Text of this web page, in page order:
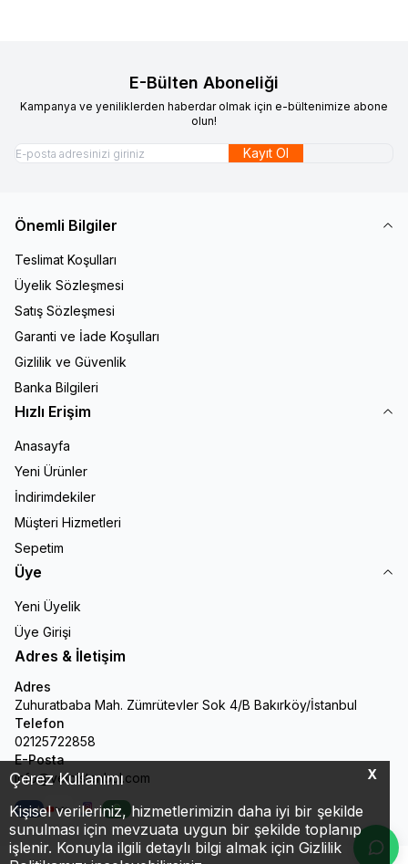
X
Çerez Kullanımı
Kişisel verileriniz, hizmetlerimizin daha iyi bir şekilde
sunulması için mevzuata uygun bir şekilde toplanıp
işlenir. Konuyla ilgili detaylı bilgi almak için Gizlilik
E-Bülten Aboneliği
Kampanya ve yeniliklerden haberdar olmak için e-bültenimize abone
olun!
Kayıt Ol
Önemli Bilgiler
Teslimat Koşulları
Üyelik Sözleşmesi
Satış Sözleşmesi
Garanti ve İade Koşulları
Gizlilik ve Güvenlik
Banka Bilgileri
Hızlı Erişim
Anasayfa
Yeni Ürünler
İndirimdekiler
Müşteri Hizmetleri
Sepetim
Üye
Yeni Üyelik
Üye Girişi
Adres & İletişim
Adres
Zuhuratbaba Mah. Zümrütevler Sok 4/B Bakırköy/İstanbul
Telefon
02125722858
E-Posta
info@veloistanbul.com
Facebook
YoutubeInstagramWhatsApp